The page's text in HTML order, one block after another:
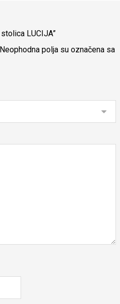
LUCIJA”
Neophodna polja su označena sa